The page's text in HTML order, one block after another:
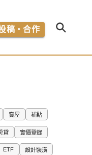
稿・合作
賞屋 補貼
貸 實價登錄
ETF 設計裝潢